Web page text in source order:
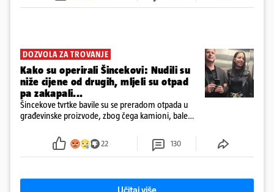
DOZVOLA ZA TROVANJE
Kako su operirali Šincekovi: Nudili su
niže cijene od drugih, mljeli su otpad
pa zakapali...
Šincekove tvrtke bavile su se preradom otpada u
građevinske proizvode, zbog čega kamioni, bale
22 130